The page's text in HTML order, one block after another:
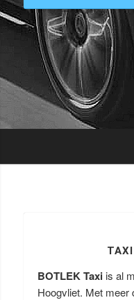
BOTLEK Taxi is al
Hoogvliet. Met meer